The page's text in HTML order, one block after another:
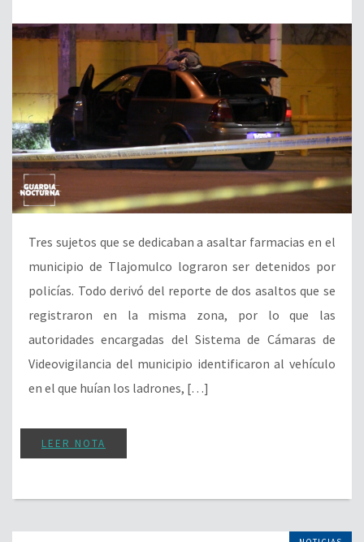
Tres sujetos que se dedicaban a asaltar farmacias en el
municipio de Tlajomulco lograron ser detenidos por
policías. Todo derivó del reporte de dos asaltos que se
registraron en la misma zona, por lo que las
autoridades encargadas del Sistema de Cámaras de
Videovigilancia del municipio identificaron al vehículo
en el que huían los ladrones, […]
LEER NOTA